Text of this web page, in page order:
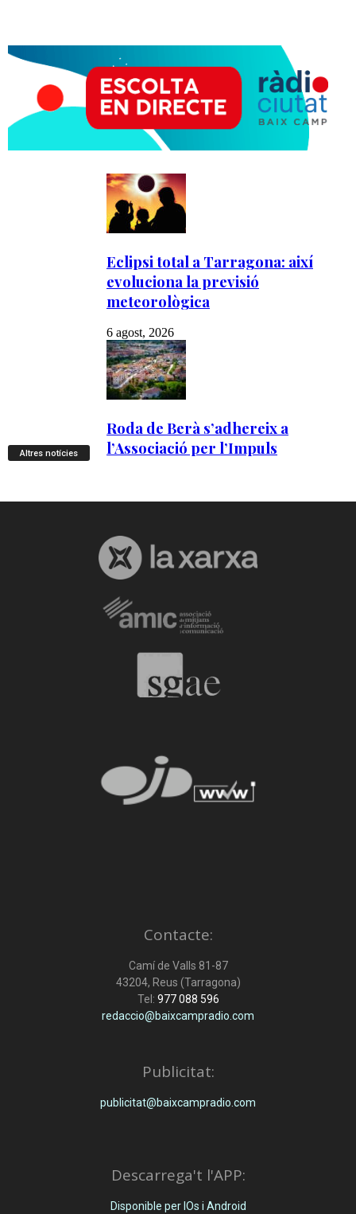
Altres notícies
Contacte:
Camí de Valls 81-87
43204, Reus (Tarragona)
Tel: 977 088 596
redaccio@baixcampradio.com
Publicitat:
publicitat@baixcampradio.com
Descarrega't l'APP:
Disponible per IOs i Android